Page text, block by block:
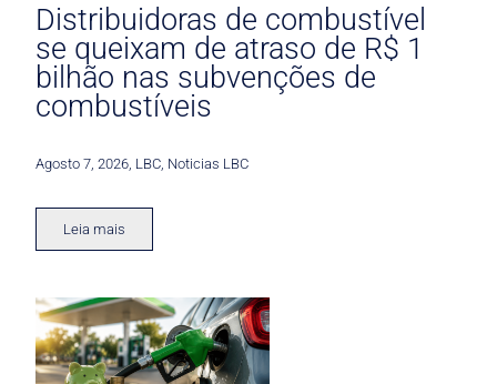
Distribuidoras de combustível
se queixam de atraso de R$ 1
bilhão nas subvenções de
combustíveis
Agosto 7, 2026 LBC Noticias LBC
Leia mais